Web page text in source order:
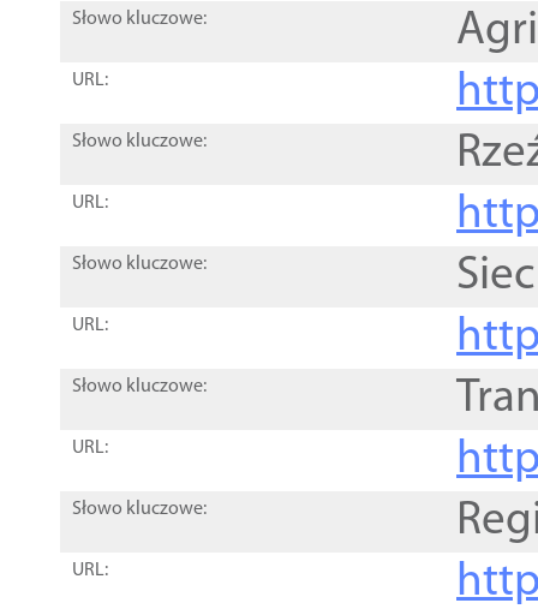
Słowo kluczowe:
URL:
Słowo kluczowe:
URL:
Słowo kluczowe:
URL:
Słowo kluczowe:
URL:
Słowo kluczowe:
URL: